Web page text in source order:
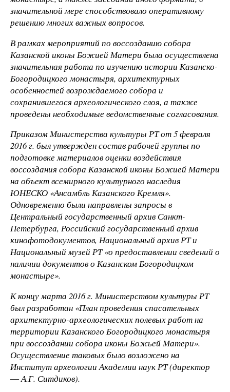
значительной мере способствовало оперативному
решению многих важных вопросов.
В рамках мероприятий по воссозданию собора
Казанской иконы Божией Матери была осуществлена
значительная работа по изучению истории Казанско-
Богородицкого монастыря, архитектурных
особенностей возрождаемого собора и
сохранившегося археологического слоя, а также
проведены необходимые ведомственные согласования.
Приказом Министерства культуры РТ от 5 февраля
2016 г. был утвержден состав рабочей группы по
подготовке материалов оценки воздействия
воссоздания собора Казанской иконы Божией Матери
на объект всемирного культурного наследия
ЮНЕСКО «Ансамбль Казанского Кремля».
Одновременно были направлены запросы в
Центральный государственный архив Санкт-
Петербурга, Российский государственный архив
кинофотодокументов, Национальный архив РТ и
Национальный музей РТ «о предоставлении сведений о
наличии документов о Казанском Богородицком
монастыре».
К концу марта 2016 г. Министерством культуры РТ
был разработан «План проведения спасательных
архитектурно-археологических полевых работ на
территории Казанского Богородицкого монастыря
при воссоздании собора иконы Божьей Матери».
Осуществление таковых было возложено на
Институт археологии Академии наук РТ (директор
― А.Г. Ситдиков).